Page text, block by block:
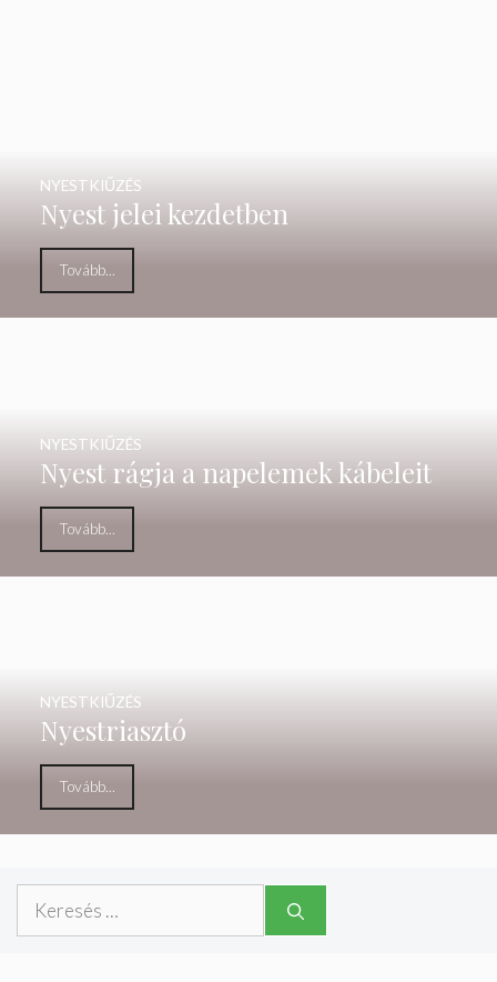
Nyest jelei kezdetben
NYESTKIŰZÉS
Tovább...
Nyest rágja a napelemek kábeleit
NYESTKIŰZÉS
Tovább...
Nyestriasztó
NYESTKIŰZÉS
Tovább...
Keresés: